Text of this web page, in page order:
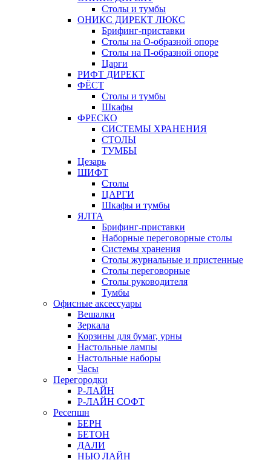
Столы и тумбы
ОНИКС ДИРЕКТ ЛЮКС
Брифинг-приставки
Столы на О-образной опоре
Столы на П-образной опоре
Царги
РИФТ ДИРЕКТ
ФЁСТ
Столы и тумбы
Шкафы
ФРЕСКО
СИСТЕМЫ ХРАНЕНИЯ
СТОЛЫ
ТУМБЫ
Цезарь
ШИФТ
Столы
ЦАРГИ
Шкафы и тумбы
ЯЛТА
Брифинг-приставки
Наборные переговорные столы
Системы хранения
Столы журнальные и пристенные
Столы переговорные
Столы руководителя
Тумбы
Офисные аксессуары
Вешалки
Зеркала
Корзины для бумаг, урны
Настольные лампы
Настольные наборы
Часы
Перегородки
Р-ЛАЙН
Р-ЛАЙН СОФТ
Ресепшн
БЕРН
БЕТОН
ДАЛИ
НЬЮ ЛАЙН